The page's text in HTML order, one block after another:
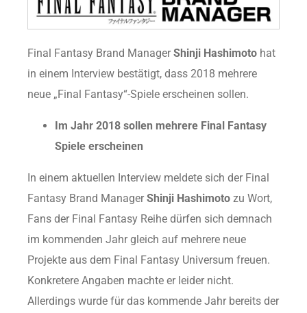
Final Fantasy Brand ManagerShinji Hashimoto hat
in einem Interview bestätigt, dass 2018 mehrere
neue „Final Fantasy“-Spiele erscheinen sollen.
Im Jahr 2018 sollen mehrere Final Fantasy
Spiele erscheinen
In einem aktuellen Interview meldete sich der Final
Fantasy Brand ManagerShinji Hashimoto zu Wort,
Fans der Final Fantasy Reihe dürfen sich demnach
im kommenden Jahr gleich auf mehrere neue
Projekte aus dem Final Fantasy Universum freuen.
Konkretere Angaben machte er leider nicht.
Allerdings wurde für das kommende Jahr bereits der